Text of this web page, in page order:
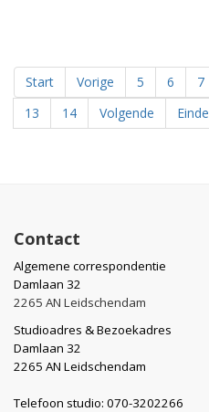
Start Vorige 5 6 7
13
14 Volgende Einde
Contact
Algemene correspondentie
Damlaan 32
2265 AN Leidschendam
Studioadres & Bezoekadres
Damlaan 32
2265 AN Leidschendam
Telefoon studio: 070-3202266